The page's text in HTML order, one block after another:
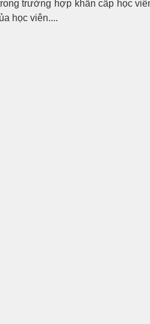
trường hợp khẩn cấp học
học viên....